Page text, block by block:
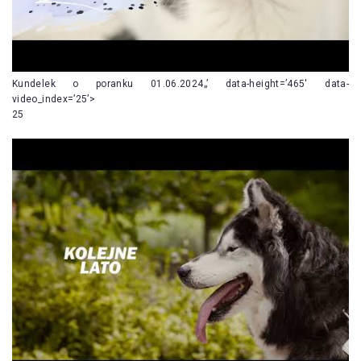
Kundelek o poranku 01.06.2024„’ data-height=’465′ data-
video_index=’25’>
25